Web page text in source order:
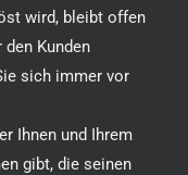
wird, bleibt offen
Kunden
sich immer vor
Ihnen und Ihrem
gibt, die seinen